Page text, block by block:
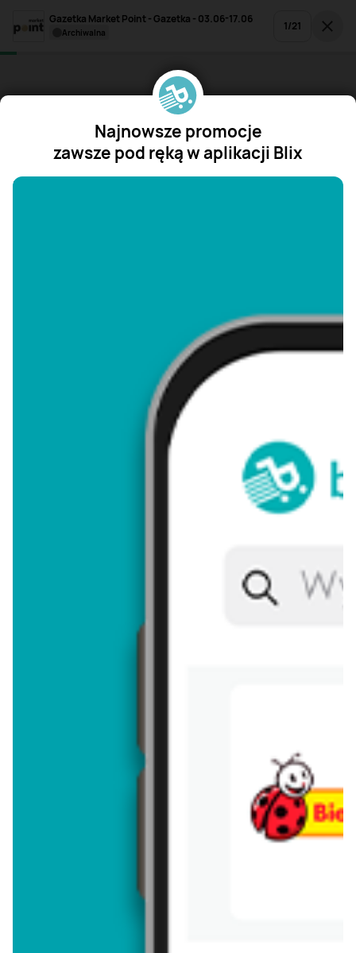
Gazetka Market Point - Gazetka - 03.06-17.06
archiwalna 1/21
Najnowsze promocje
zawsze pod ręką w aplikacji Blix
"/>